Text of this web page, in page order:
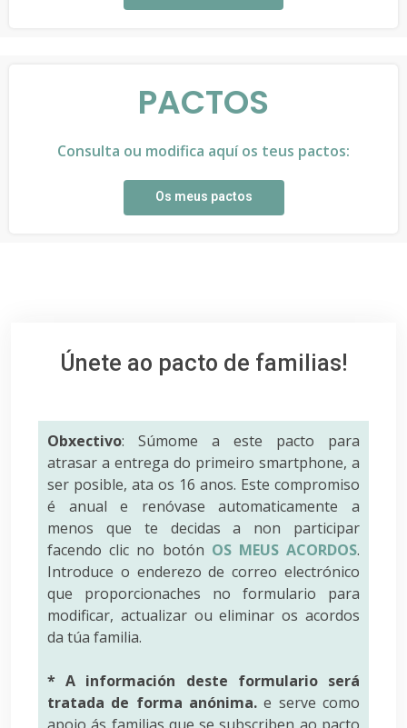
PACTOS
Consulta ou modifica aquí os teus pactos:
Os meus pactos
Únete ao pacto de familias!
Obxectivo: Súmome a este pacto para
atrasar a entrega do primeiro smartphone, a
ser posible, ata os 16 anos. Este compromiso
é anual e renóvase automaticamente a
menos que te decidas a non participar
facendo clic no botón OS MEUS ACORDOS.
Introduce o enderezo de correo electrónico
que proporcionaches no formulario para
modificar, actualizar ou eliminar os acordos
da túa familia.
* A información deste formulario será
tratada de forma anónima. e serve como